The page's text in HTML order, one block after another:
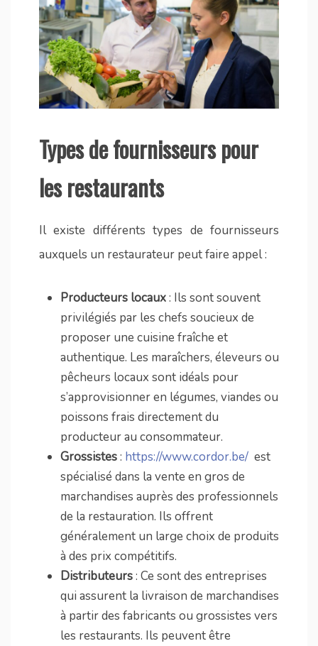
Types de fournisseurs pour
les restaurants
Il existe différents types de fournisseurs
auxquels un restaurateur peut faire appel :
Producteurs locaux: Ils sont souvent
privilégiés par les chefs soucieux de
proposer une cuisine fraîche et
authentique. Les maraîchers, éleveurs ou
pêcheurs locaux sont idéals pour
s’approvisionner en légumes, viandes ou
poissons frais directement du
producteur au consommateur.
Grossistes: https://www.cordor.be/ est
spécialisé dans la vente en gros de
marchandises auprès des professionnels
de la restauration. Ils offrent
généralement un large choix de produits
à des prix compétitifs.
Distributeurs: Ce sont des entreprises
qui assurent la livraison de marchandises
à partir des fabricants ou grossistes vers
les restaurants. Ils peuvent être